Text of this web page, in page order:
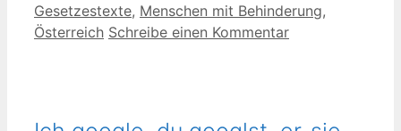
Gesetzestexte, Menschen mit Behinderung,
Österreich Schreibe einen Kommentar